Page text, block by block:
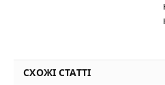
СХОЖІ СТАТТІ